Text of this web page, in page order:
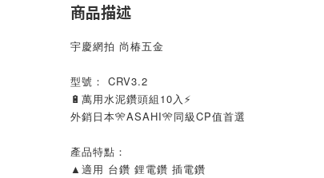
商品描述
宇慶網拍 尚椿五金
型號： CRV3.2
🔋萬用水泥鑽頭組10入⚡
外銷日本🎌ASAHI🎌同級CP值首選
產品特點：
▲適用 台鑽 鋰電鑽 插電鑽